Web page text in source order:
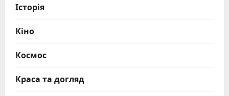
Історія
Кіно
Космос
Краса та догляд